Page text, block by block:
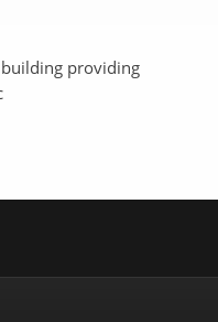
providing